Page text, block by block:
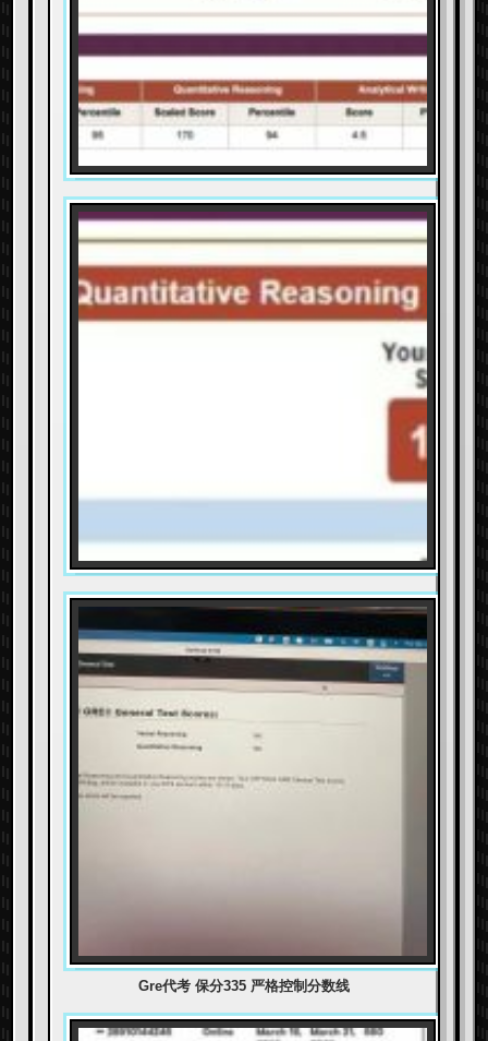
Gre代考 保分335 严格控制分数线